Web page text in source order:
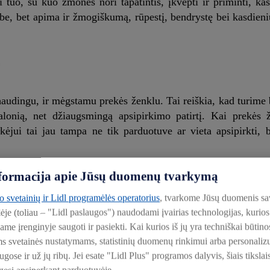
bet apima ir žmogiškumą, rūpestį, bendrystę bei
ir mėgstamu prekės ženklu. Tai reiškia, kad turime
net džiaugsmingą apsipirkimo patirtį. Kai prekės
tai jau tampa ne tik parduotuve ar vieta apsipirkti,
„Lidl“ interneto svetainėje ar socialinių tinklų
bet ir aplinkai, kalbėjimo tonui, bendravimui
jog mums jie rūpi ne tik kaip pirkėjai, bet ir kaip
turėtų palikti šiltą įspūdį ir padėti kurti tikrą ryšį.
vertybės?
apie Jūsų duomenų tvarkymą
svetainių ir Lidl programėlės operatorius, tvarkome Jūsų duomenis
(toliau – "Lidl paslaugos") naudodami įvairias technologijas,
įrenginyje saugoti ir pasiekti. Kai kurios iš jų yra techniškai
svetainės nustatymams, statistinių duomenų rinkimui arba
ir už jų ribų. Jei esate "Lidl Plus" programos dalyvis, šiais